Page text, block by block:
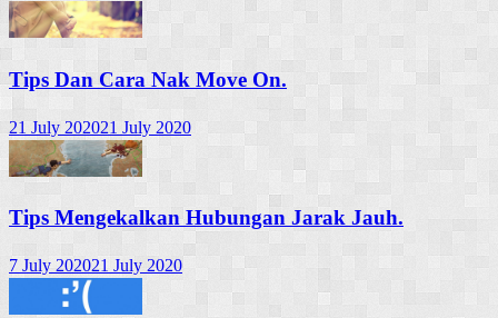
Tips Dan Cara Nak Move On.
21 July 202021 July 2020
Tips Mengekalkan Hubungan Jarak Jauh.
7 July 202021 July 2020